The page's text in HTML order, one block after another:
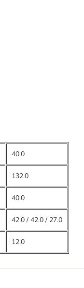
40.0
132.0
40.0
42.0 / 42.0 / 27.0
12.0